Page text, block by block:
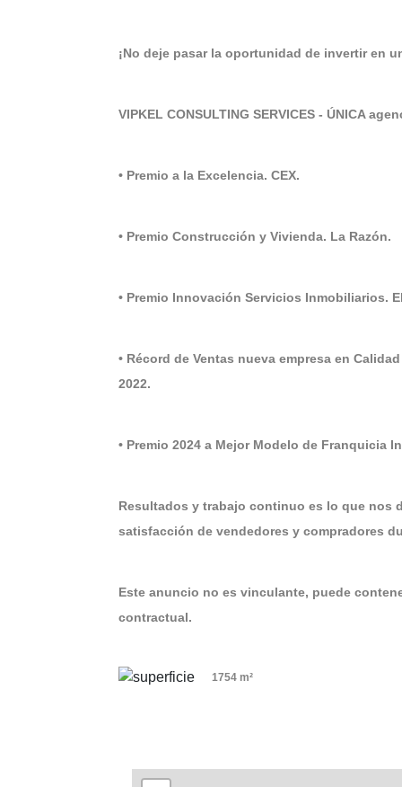
¡No deje pasar la oportunidad de invertir en
VIPKEL CONSULTING SERVICES - ÚNICA
• Premio a la Excelencia. CEX.
• Premio Construcción y Vivienda. La Razón.
• Premio Innovación Servicios Inmobiliarios.
• Récord de Ventas nueva empresa en
2022.
• Premio 2024 a Mejor Modelo de Franquicia
Resultados y trabajo continuo es lo que nos
satisfacción de vendedores y compradores
Este anuncio no es vinculante, puede
contractual.
1754 m²